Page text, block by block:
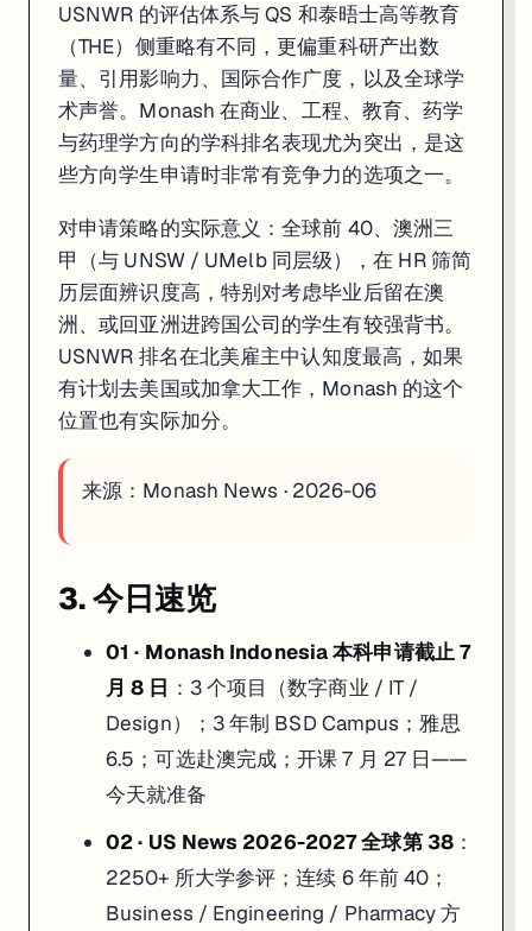
USNWR 的评估体系与 QS 和泰晤士高等教育
（THE）侧重略有不同，更偏重科研产出数
量、引用影响力、国际合作广度，以及全球学
术声誉。Monash 在商业、工程、教育、药学
与药理学方向的学科排名表现尤为突出，是这
些方向学生申请时非常有竞争力的选项之一。
对申请策略的实际意义：全球前 40、澳洲三
甲（与 UNSW / UMelb 同层级），在 HR 筛简
历层面辨识度高，特别对考虑毕业后留在澳
洲、或回亚洲进跨国公司的学生有较强背书。
USNWR 排名在北美雇主中认知度最高，如果
有计划去美国或加拿大工作，Monash 的这个
位置也有实际加分。
来源： Monash News · 2026-06
3. 今日速览
01 · Monash Indonesia 本科申请截止 7
月 8 日 ：3 个项目（数字商业 / IT /
Design）；3 年制 BSD Campus；雅思
6.5；可选赴澳完成；开课 7 月 27 日——
今天就准备
02 · US News 2026-2027 全球第 38：
2250+ 所大学参评；连续 6 年前 40；
Business / Engineering / Pharmacy 方